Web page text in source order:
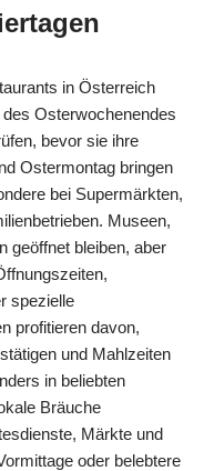
in Österreich
Osterwochenendes
bevor sie ihre
Ostermontag bringen
bei Supermärkten,
Museen,
geöffnet bleiben, aber
spezielle
profitieren davon,
und Mahlzeiten
in beliebten
Bräuche
Märkte und
oder belebtere